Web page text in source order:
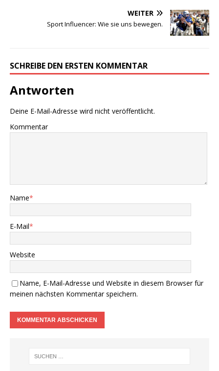
WEITER
Sport Influencer: Wie sie uns bewegen.
SCHREIBE DEN ERSTEN KOMMENTAR
Antworten
Deine E-Mail-Adresse wird nicht veröffentlicht.
Kommentar
Name*
E-Mail*
Website
Name, E-Mail-Adresse und Website in diesem Browser für
meinen nächsten Kommentar speichern.